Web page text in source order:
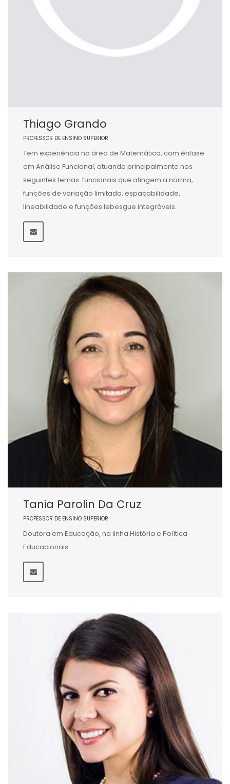
Thiago Grando
PROFESSOR DE ENSINO SUPERIOR
Tem experiência na área de Matemática, com ênfase
em Análise Funcional, atuando principalmente nos
seguintes temas: funcionais que atingem a norma,
funções de variação limitada, espaçabilidade,
lineabilidade e funções lebesgue integráveis.
Tania Parolin Da Cruz
PROFESSOR DE ENSINO SUPERIOR
Doutora em Educação, na linha História e Política
Educacionais